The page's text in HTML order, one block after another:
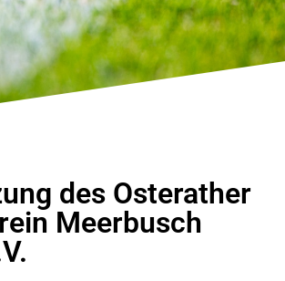
des Osterather
Meerbusch